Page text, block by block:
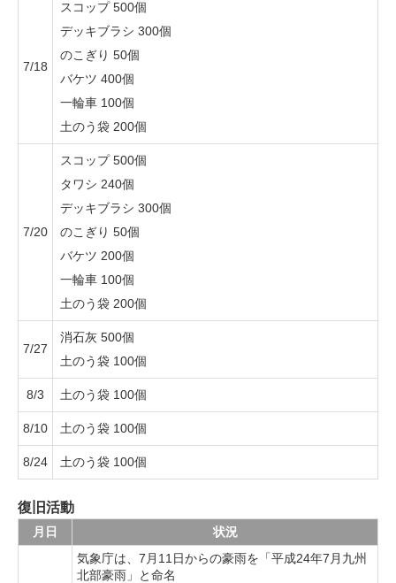
7/18
スコップ 500個
デッキブラシ 300個
のこぎり 50個
バケツ 400個
一輪車 100個
土のう袋 200個
7/20
スコップ 500個
タワシ 240個
デッキブラシ 300個
のこぎり 50個
バケツ 200個
一輪車 100個
土のう袋 200個
7/27
消石灰 500個
土のう袋 100個
8/3 土のう袋 100個
8/10 土のう袋 100個
8/24 土のう袋 100個
復旧活動
月日 状況
気象庁は、7月11日からの豪雨を「平成24年7月九州
北部豪雨」と命名